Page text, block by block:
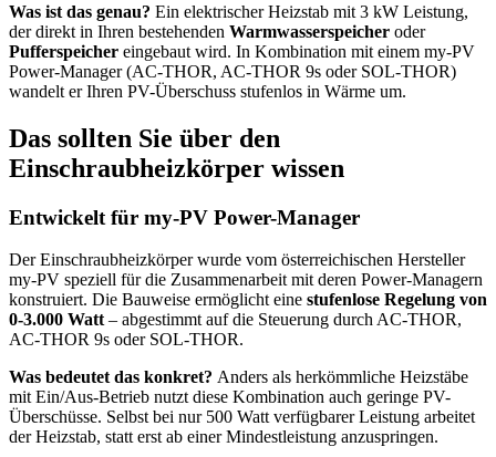
Was ist das genau? Ein elektrischer Heizstab mit 3 kW Leistung,
der direkt in Ihren bestehenden Warmwasserspeicher oder
Pufferspeicher eingebaut wird. In Kombination mit einem my-PV
Power-Manager (AC-THOR, AC-THOR 9s oder SOL-THOR)
wandelt er Ihren PV-Überschuss stufenlos in Wärme um.
Das sollten Sie über den
Einschraubheizkörper wissen
Entwickelt für my-PV Power-Manager
Der Einschraubheizkörper wurde vom österreichischen Hersteller
my-PV speziell für die Zusammenarbeit mit deren Power-Managern
konstruiert. Die Bauweise ermöglicht eine stufenlose Regelung von
0-3.000 Watt – abgestimmt auf die Steuerung durch AC-THOR,
AC-THOR 9s oder SOL-THOR.
Was bedeutet das konkret? Anders als herkömmliche Heizstäbe
mit Ein/Aus-Betrieb nutzt diese Kombination auch geringe PV-
Überschüsse. Selbst bei nur 500 Watt verfügbarer Leistung arbeitet
der Heizstab, statt erst ab einer Mindestleistung anzuspringen.